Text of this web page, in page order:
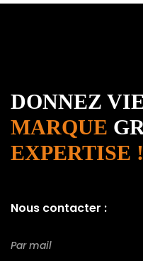
DONNEZ
MARQUE
EXPERTISE !
Nous contacter :
Par mail